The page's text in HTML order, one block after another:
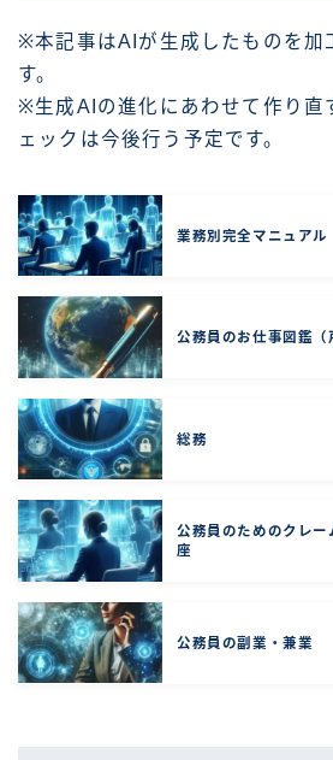
※本記事はAIが生成したものを加
す。
※生成AIの進化にあわせて作り直
ェックは今後行う予定です。
業務別完全マニュアル
公務員のお仕事図鑑（
総務
公務員のためのクレ
座
公務員の副業・兼業